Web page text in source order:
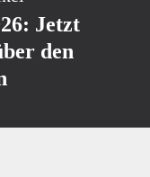
Jetzt
den